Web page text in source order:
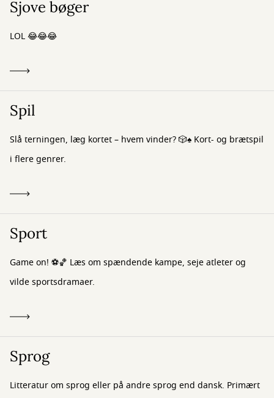
Sjove bøger
LOL 😂😂😂
Spil
Slå terningen, læg kortet – hvem vinder? 🎲♠️ Kort- og brætspil
i flere genrer.
Sport
Game on! ⚽🏀 Læs om spændende kampe, seje atleter og
vilde sportsdramaer.
Sprog
Litteratur om sprog eller på andre sprog end dansk. Primært